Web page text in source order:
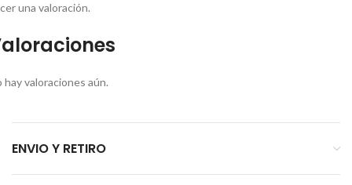
hay valoraciones aún.
una valoración.
ENVIO Y RETIRO